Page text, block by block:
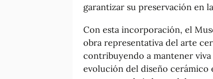
garantizar su preservación en
Con esta incorporación, el
obra representativa del arte
contribuyendo a mantener
evolución del diseño cerámico